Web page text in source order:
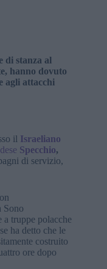
di stanza al
hanno dovuto
agli attacchi
il Israeliano
Specchio,
di servizio,
Sono
a truppe polacche
ha detto che le
costruito
ore dopo